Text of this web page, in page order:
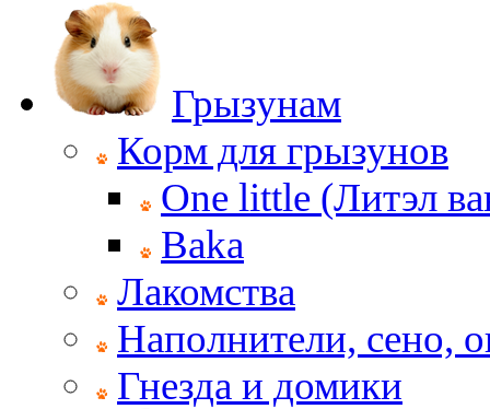
Грызунам
Корм для грызунов
One little (Литэл
Baka
Лакомства
Наполнители, сено,
Гнезда и домики